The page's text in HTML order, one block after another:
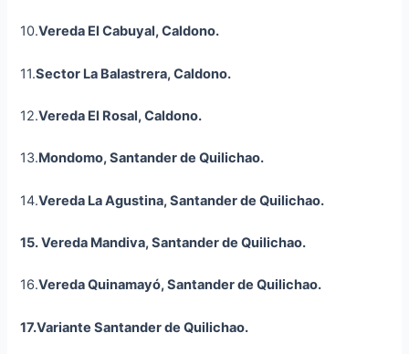
10.Vereda El Cabuyal, Caldono.
11.Sector La Balastrera, Caldono.
12.Vereda El Rosal, Caldono.
13.Mondomo, Santander de Quilichao.
14.Vereda La Agustina, Santander de Quilichao.
15. Vereda Mandiva, Santander de Quilichao.
16.VeredaQuinamayó, Santander de Quilichao.
17.Variante Santander de Quilichao.